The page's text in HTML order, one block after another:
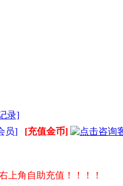
录]
员] [充值金币]
上角自助充值！！！！